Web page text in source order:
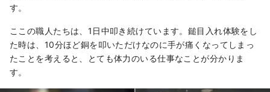
す。
ここの職人たちは、1日中叩き続けています。鎚目入れ体験をし
た時は、10分ほど銅を叩いただけなのに手が痛くなってしまっ
たことを考えると、とても体力のいる仕事なことが分かりま
す。